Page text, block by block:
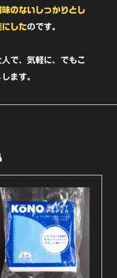
のないしっかりとし
したのです。
で、気軽に、でもこ
ます。